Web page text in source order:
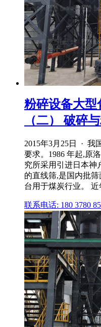
粉碎设备大型
（二） 破碎
2015年3月25日 · 我
要求。1986 年起,原
究所采用引进日本神
的直线筛,是国内批
台用于煤炭行业。 近
联系电话: 180 3780